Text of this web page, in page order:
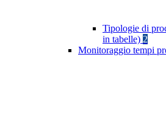
Tipologie di
in tabelle) 2
Monitoraggio tempi